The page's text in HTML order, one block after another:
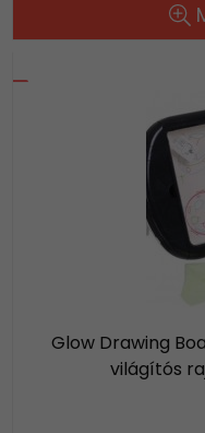
Glow Drawing
világítós